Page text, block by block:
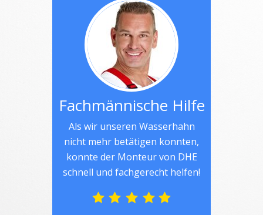
Fachmännische Hilfe
Als wir unseren Wasserhahn
nicht mehr betätigen konnten,
konnte der Monteur von DHE
schnell und fachgerecht helfen!